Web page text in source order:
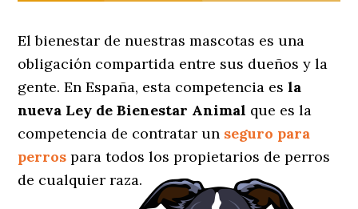
El bienestar de nuestras mascotas es una
obligación compartida entre sus dueños y la
gente. En España, esta competencia esla
nueva Ley de Bienestar Animal que es la
competencia de contratar un seguro para
perros para todos los propietarios de perros
de cualquier raza.